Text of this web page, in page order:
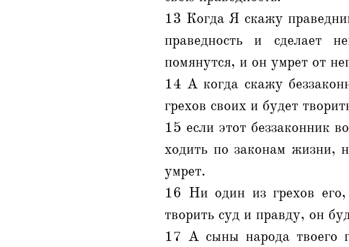
13 Когда Я скажу
праведность и сделает
помянутся, и он умрет от
14 А когда скажу
грехов своих и будет
15 если этот беззаконник
ходить по законам жизни,
умрет.
16 Ни один из грехов
творить суд и правду, он
17 А сыны народа твоего